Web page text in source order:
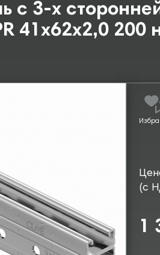
с 3-х
41х62х2,0 200
(с
1